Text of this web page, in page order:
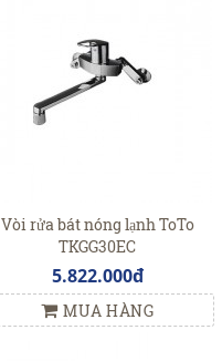
Vòi rửa bát nóng lạnh ToTo
TKGG30EC
5.822.000đ
MUA HÀNG